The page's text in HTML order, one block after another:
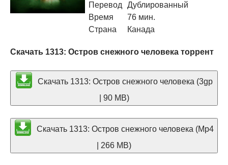
Перевод
Дублированный
Время
76 мин.
Страна
Канада
Скачать 1313: Остров снежного человека торрент
Скачать 1313: Остров снежного человека (3gp
| 90 MB)
Скачать 1313: Остров снежного человека (Mp4
| 266 MB)